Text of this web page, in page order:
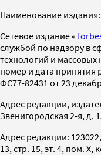
Наименование издания:
Cетевое издание «
службой по надзору в
технологий и
номер и дата принятия
ФС77-82431 от 23
Адрес редакции,
Звенигородская 2-я, д.
Адрес редакции:
13, стр. 15, эт. 4, пом. X,